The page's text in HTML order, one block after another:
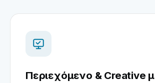
Περιεχόμενο & Creative